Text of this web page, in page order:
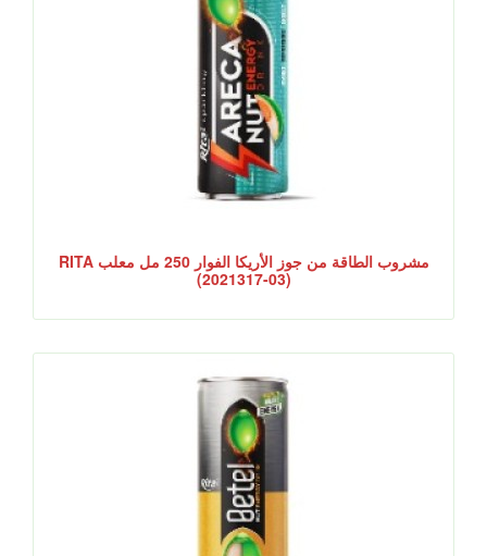
مشروب الطاقة من جوز الأريكا الفوار 250 مل معلب RITA
(2021317-03)